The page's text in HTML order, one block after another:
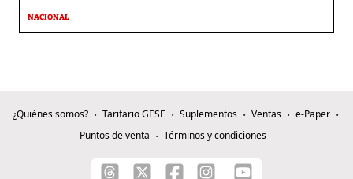
NACIONAL
¿Quiénes somos? Tarifario GESE Suplementos Ventas
e-Paper
Puntos de venta
Términos y condiciones